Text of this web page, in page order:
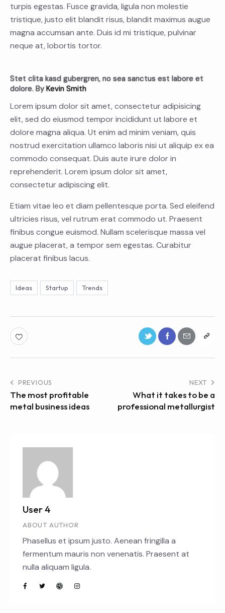
turpis egestas. Fusce gravida, ligula non molestie
tristique, justo elit blandit risus, blandit maximus augue
magna accumsan ante. Duis id mi tristique, pulvinar
neque at, lobortis tortor.
Stet clita kasd gubergren, no sea sanctus est labore et
dolore. ByKevin Smith
Lorem ipsum dolor sit amet, consectetur adipisicing
elit, sed do eiusmod tempor incididunt ut labore et
dolore magna aliqua. Ut enim ad minim veniam, quis
nostrud exercitation ullamco laboris nisi ut aliquip ex ea
commodo consequat. Duis aute irure dolor in
reprehenderit. Lorem ipsum dolor sit amet,
consectetur adipiscing elit.
Etiam vitae leo et diam pellentesque porta. Sed eleifend
ultricies risus, vel rutrum erat commodo ut. Praesent
finibus congue euismod. Nullam scelerisque massa vel
augue placerat, a tempor sem egestas. Curabitur
placerat finibus lacus.
Ideas Startup Trends
PREVIOUS
The most profitable
metal business ideas
NEXT
What it takes to be a
professional metallurgist
User 4
ABOUT AUTHOR
Phasellus et ipsum justo. Aenean fringilla a
fermentum mauris non venenatis. Praesent at
nulla aliquam ligula.